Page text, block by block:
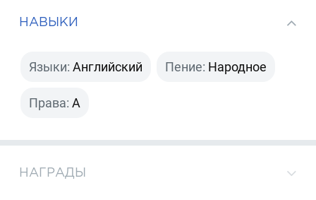
НАВЫКИ
Языки: Английский Пение: Народное
Права: A
НАГРАДЫ